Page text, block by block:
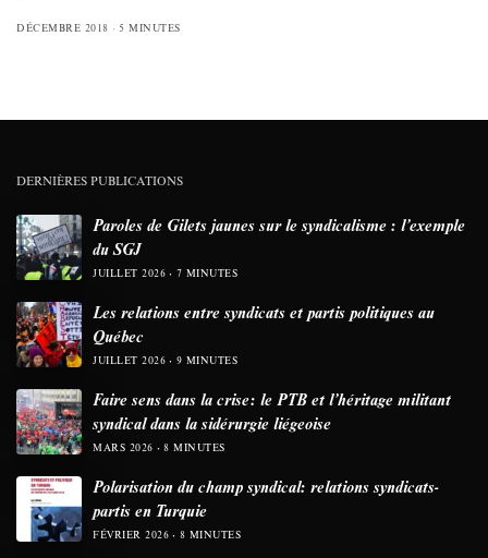
DÉCEMBRE 2018 5 MINUTES
DERNIÈRES PUBLICATIONS
Paroles de Gilets jaunes sur le syndicalisme : l’exemple
du SGJ
JUILLET 2026 7 MINUTES
Les relations entre syndicats et partis politiques au
Québec
JUILLET 2026 9 MINUTES
Faire sens dans la crise: le PTB et l’héritage militant
syndical dans la sidérurgie liégeoise
MARS 2026 8 MINUTES
Polarisation du champ syndical: relations syndicats-
partis en Turquie
FÉVRIER 2026 8 MINUTES